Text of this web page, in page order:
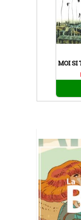
MOI SI